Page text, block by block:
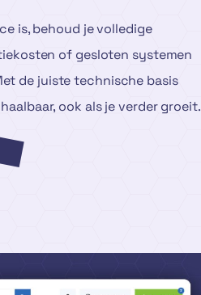
is, behoud je volledige
of gesloten systemen
de juiste technische basis
ook als je verder groeit.